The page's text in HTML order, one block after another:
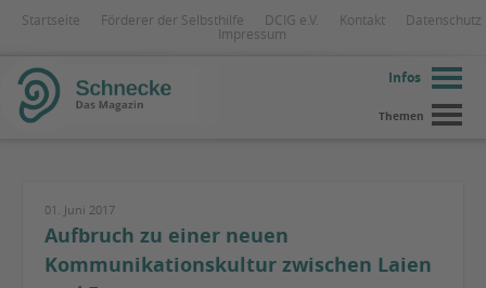
Startseite Förderer der Selbsthilfe DCIG e.V. Kontakt
Datenschutz
Impressum
Infos
Themen
01. Juni 2017
Aufbruch zu einer neuen
Kommunikationskultur zwischen Laien